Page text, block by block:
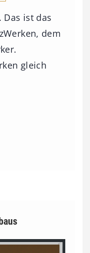
Das ist das
dem
gleich